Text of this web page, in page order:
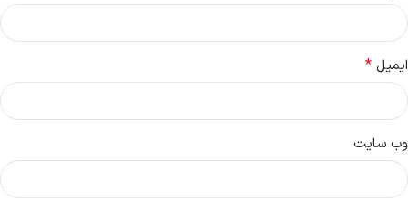
ایمیل *
وب‌ سایت